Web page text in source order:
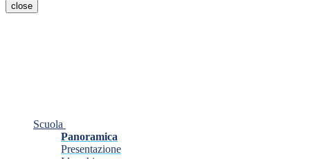
close
Scuola
Panoramica
Presentazione